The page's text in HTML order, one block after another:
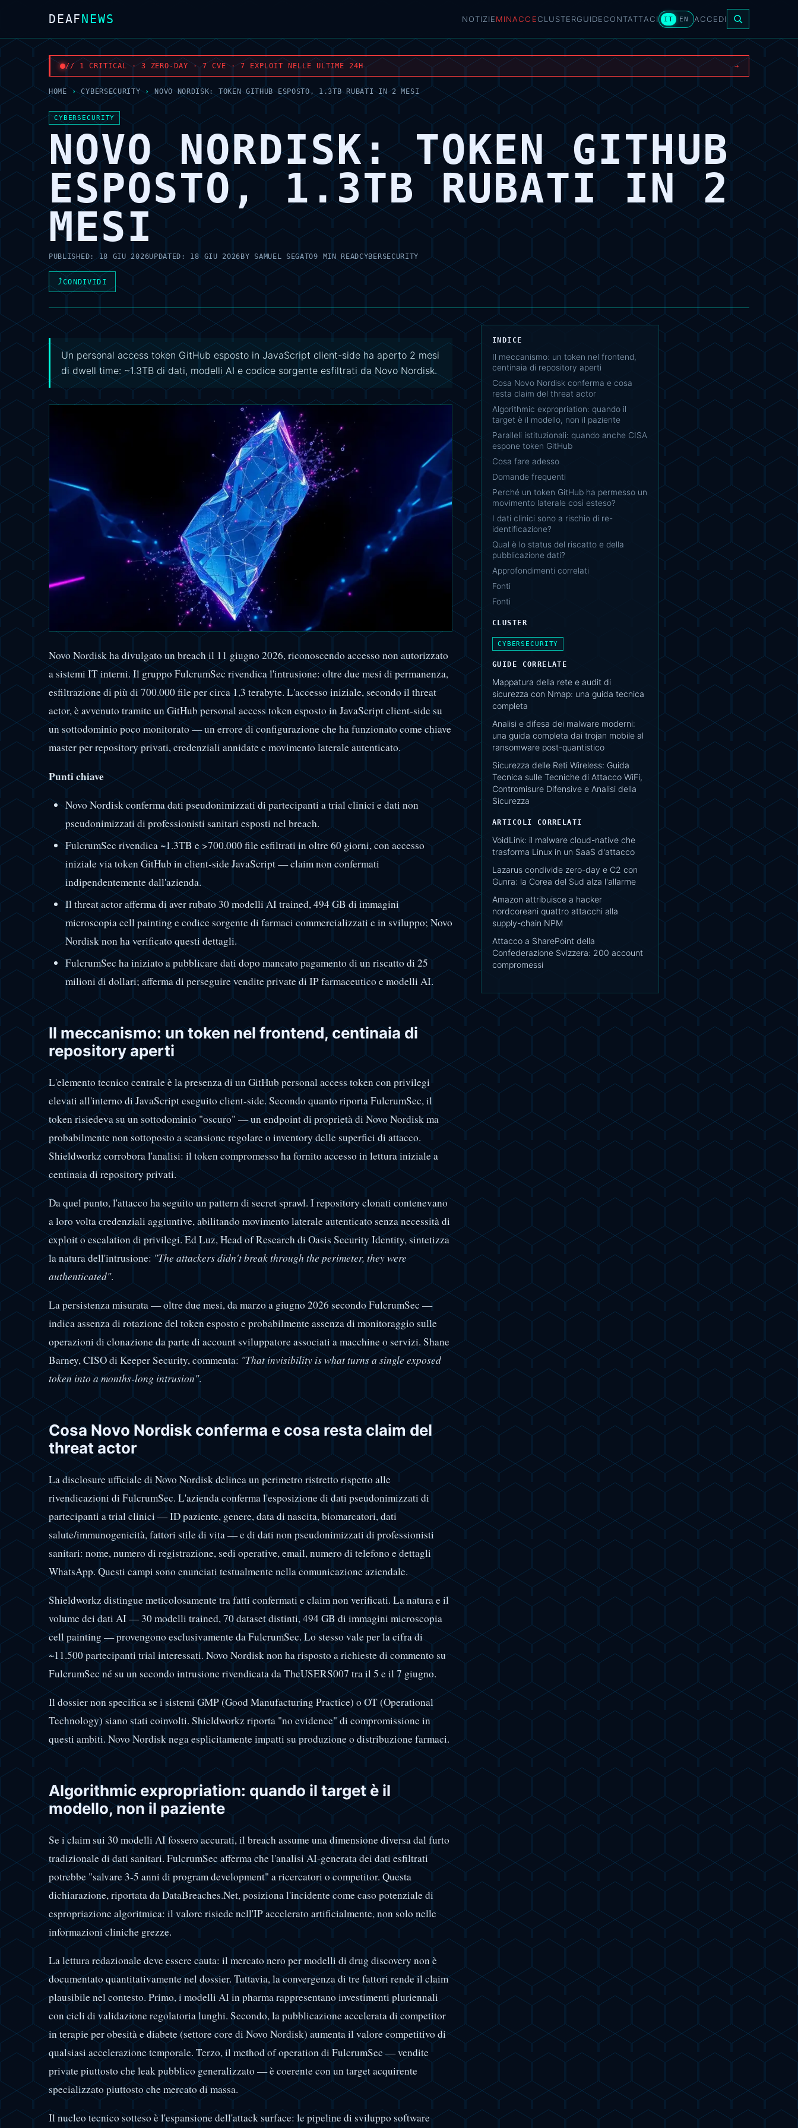
DEAFNEWS NOTIZIEMINACCECLUSTERGUIDECONTATTACI IT EN ACCEDI
// 1 CRITICAL · 3 ZERO-DAY · 7 CVE · 7 EXPLOIT NELLE ULTIME 24H →
HOME › CYBERSECURITY › NOVO NORDISK: TOKEN GITHUB ESPOSTO, 1.3TB RUBATI IN 2 MESI
CYBERSECURITY
NOVO NORDISK: TOKEN GITHUB
ESPOSTO, 1.3TB RUBATI IN 2
MESI
PUBLISHED:18 GIU 2026UPDATED: 18 GIU 2026 BY SAMUEL SEGATO9 MIN READCYBERSECURITY
⤴CONDIVIDI
Un personal access token GitHub esposto in JavaScript client-side ha aperto 2 mesi
di dwell time: ~1.3TB di dati, modelli AI e codice sorgente esfiltrati da Novo Nordisk.
Novo Nordisk ha divulgato un breach il 11 giugno 2026, riconoscendo accesso non autorizzato
a sistemi IT interni. Il gruppo FulcrumSec rivendica l'intrusione: oltre due mesi di permanenza,
esfiltrazione di più di 700.000 file per circa 1,3 terabyte. L'accesso iniziale, secondo il threat
actor, è avvenuto tramite un GitHub personal access token esposto in JavaScript client-side su
un sottodominio poco monitorato — un errore di configurazione che ha funzionato come chiave
master per repository privati, credenziali annidate e movimento laterale autenticato.
Punti chiave
Novo Nordisk conferma dati pseudonimizzati di partecipanti a trial clinici e dati non
pseudonimizzati di professionisti sanitari esposti nel breach.
FulcrumSec rivendica ~1.3TB e >700.000 file esfiltrati in oltre 60 giorni, con accesso
iniziale via token GitHub in client-side JavaScript — claim non confermati
indipendentemente dall'azienda.
Il threat actor afferma di aver rubato 30 modelli AI trained, 494 GB di immagini
microscopia cell painting e codice sorgente di farmaci commercializzati e in sviluppo; Novo
Nordisk non ha verificato questi dettagli.
FulcrumSec ha iniziato a pubblicare dati dopo mancato pagamento di un riscatto di 25
milioni di dollari; afferma di perseguire vendite private di IP farmaceutico e modelli AI.
Il meccanismo: un token nel frontend, centinaia di
repository aperti
L'elemento tecnico centrale è la presenza di un GitHub personal access token con privilegi
elevati all'interno di JavaScript eseguito client-side. Secondo quanto riporta FulcrumSec, il
token risiedeva su un sottodominio "oscuro" — un endpoint di proprietà di Novo Nordisk ma
probabilmente non sottoposto a scansione regolare o inventory delle superfici di attacco.
Shieldworkz corrobora l'analisi: il token compromesso ha fornito accesso in lettura iniziale a
centinaia di repository privati.
Da quel punto, l'attacco ha seguito un pattern di secret sprawl. I repository clonati contenevano
a loro volta credenziali aggiuntive, abilitando movimento laterale autenticato senza necessità di
exploit o escalation di privilegi. Ed Luz, Head of Research di Oasis Security Identity, sintetizza
la natura dell'intrusione:"The attackers didn't break through the perimeter, they were
authenticated".
La persistenza misurata — oltre due mesi, da marzo a giugno 2026 secondo FulcrumSec —
indica assenza di rotazione del token esposto e probabilmente assenza di monitoraggio sulle
operazioni di clonazione da parte di account sviluppatore associati a macchine o servizi. Shane
Barney, CISO di Keeper Security, commenta:"That invisibility is what turns a single exposed
token into a months-long intrusion".
Cosa Novo Nordisk conferma e cosa resta claim del
threat actor
La disclosure ufficiale di Novo Nordisk delinea un perimetro ristretto rispetto alle
rivendicazioni di FulcrumSec. L'azienda conferma l'esposizione di dati pseudonimizzati di
partecipanti a trial clinici — ID paziente, genere, data di nascita, biomarcatori, dati
salute/immunogenicità, fattori stile di vita — e di dati non pseudonimizzati di professionisti
sanitari: nome, numero di registrazione, sedi operative, email, numero di telefono e dettagli
WhatsApp. Questi campi sono enunciati testualmente nella comunicazione aziendale.
Shieldworkz distingue meticolosamente tra fatti confermati e claim non verificati. La natura e il
volume dei dati AI — 30 modelli trained, 70 dataset distinti, 494 GB di immagini microscopia
cell painting — provengono esclusivamente da FulcrumSec. Lo stesso vale per la cifra di
~11.500 partecipanti trial interessati. Novo Nordisk non ha risposto a richieste di commento su
FulcrumSec né su un secondo intrusione rivendicata da TheUSERS007 tra il 5 e il 7 giugno.
Il dossier non specifica se i sistemi GMP (Good Manufacturing Practice) o OT (Operational
Technology) siano stati coinvolti. Shieldworkz riporta "no evidence" di compromissione in
questi ambiti. Novo Nordisk nega esplicitamente impatti su produzione o distribuzione farmaci.
Algorithmic expropriation: quando il target è il
modello, non il paziente
Se i claim sui 30 modelli AI fossero accurati, il breach assume una dimensione diversa dal furto
tradizionale di dati sanitari. FulcrumSec afferma che l'analisi AI-generata dei dati esfiltrati
potrebbe "salvare 3-5 anni di program development" a ricercatori o competitor. Questa
dichiarazione, riportata da DataBreaches.Net, posiziona l'incidente come caso potenziale di
espropriazione algoritmica: il valore risiede nell'IP accelerato artificialmente, non solo nelle
informazioni cliniche grezze.
La lettura redazionale deve essere cauta: il mercato nero per modelli di drug discovery non è
documentato quantitativamente nel dossier. Tuttavia, la convergenza di tre fattori rende il claim
plausibile nel contesto. Primo, i modelli AI in pharma rappresentano investimenti pluriennali
con cicli di validazione regolatoria lunghi. Secondo, la pubblicazione accelerata di competitor
in terapie per obesità e diabete (settore core di Novo Nordisk) aumenta il valore competitivo di
qualsiasi accelerazione temporale. Terzo, il method of operation di FulcrumSec — vendite
private piuttosto che leak pubblico generalizzato — è coerente con un target acquirente
specializzato piuttosto che mercato di massa.
Il nucleo tecnico sotteso è l'espansione dell'attack surface: le pipeline di sviluppo software
INDICE
Il meccanismo: un token nel frontend,
centinaia di repository aperti
Cosa Novo Nordisk conferma e cosa
resta claim del threat actor
Algorithmic expropriation: quando il
target è il modello, non il paziente
Paralleli istituzionali: quando anche CISA
espone token GitHub
Cosa fare adesso
Domande frequenti
Perché un token GitHub ha permesso un
movimento laterale così esteso?
I dati clinici sono a rischio di re-
identificazione?
Qual è lo status del riscatto e della
pubblicazione dati?
Approfondimenti correlati
Fonti
Fonti
CLUSTER
CYBERSECURITY
GUIDE CORRELATE
Mappatura della rete e audit di
sicurezza con Nmap: una guida tecnica
completa
Analisi e difesa dei malware moderni:
una guida completa dai trojan mobile al
ransomware post-quantistico
Sicurezza delle Reti Wireless: Guida
Tecnica sulle Tecniche di Attacco WiFi,
Contromisure Difensive e Analisi della
Sicurezza
ARTICOLI CORRELATI
VoidLink: il malware cloud-native che
trasforma Linux in un SaaS d'attacco
Lazarus condivide zero-day e C2 con
Gunra: la Corea del Sud alza l'allarme
Amazon attribuisce a hacker
nordcoreani quattro attacchi alla
supply-chain NPM
Attacco a SharePoint della
Confederazione Svizzera: 200 account
compromessi